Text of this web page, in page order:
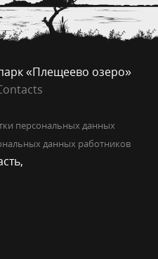
«Плещеево озеро»
персональных данных
данных работников